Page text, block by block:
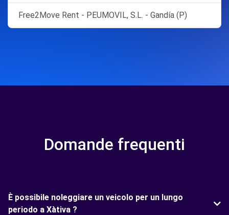
Free2Move Rent - PEUMOVIL, S.L. - Gandía (P)
Domande frequenti
È possibile noleggiare un veicolo per un lungo
periodo a Xàtiva ?